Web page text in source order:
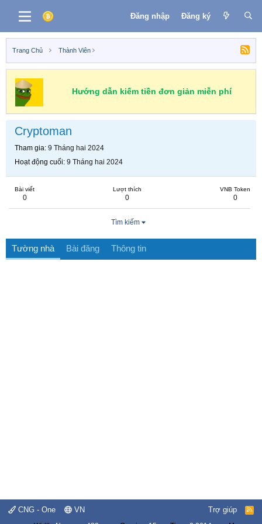
Đăng nhập Đăng ký
Trang Chủ Thành Viên
Hướng dẫn kiếm tiền đơn giản miễn phí
Cryptoman
Tham gia 9 Tháng hai 2024
Hoạt động cuối 9 Tháng hai 2024
Bài viết
0
Lượt thích
0
VNB Token
0
Tìm kiếm
Tường nhà Bài đăng Thông tin
CNG - One VN Trợ giúp
R